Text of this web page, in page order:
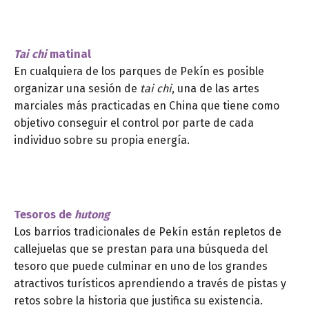
Tai chimatinal
En cualquiera de los parques de Pekín es posible
organizar una sesión de tai chi, una de las artes
marciales más practicadas en China que tiene como
objetivo conseguir el control por parte de cada
individuo sobre su propia energía.
Tesoros de hutong
Los barrios tradicionales de Pekín están repletos de
callejuelas que se prestan para una búsqueda del
tesoro que puede culminar en uno de los grandes
atractivos turísticos aprendiendo a través de pistas y
retos sobre la historia que justifica su existencia.